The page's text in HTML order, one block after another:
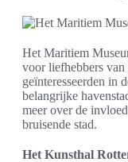
Het Maritiem
voor liefhebbers van
geïnteresseerden in
belangrijke
meer over de
bruisende stad.
Het Kunsthal